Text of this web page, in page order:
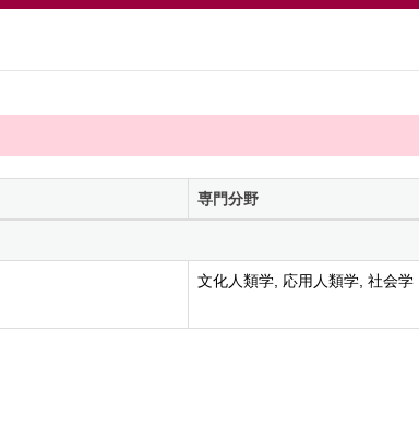
専門分野
文化人類学, 応用人類学, 社会学